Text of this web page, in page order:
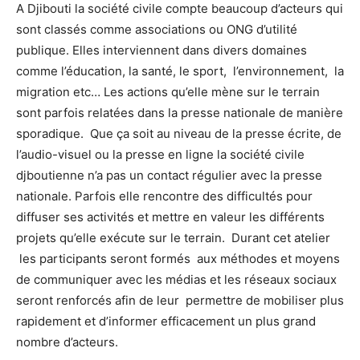
A Djibouti la société civile compte beaucoup d’acteurs qui
sont classés comme associations ou ONG d’utilité
publique. Elles interviennent dans divers domaines
comme l’éducation, la santé, le sport, l’environnement, la
migration etc… Les actions qu’elle mène sur le terrain
sont parfois relatées dans la presse nationale de manière
sporadique. Que ça soit au niveau de la presse écrite, de
l’audio-visuel ou la presse en ligne la société civile
djboutienne n’a pas un contact régulier avec la presse
nationale. Parfois elle rencontre des difficultés pour
diffuser ses activités et mettre en valeur les différents
projets qu’elle exécute sur le terrain. Durant cet atelier
les participants seront formés aux méthodes et moyens
de communiquer avec les médias et les réseaux sociaux
seront renforcés afin de leur permettre de mobiliser plus
rapidement et d’informer efficacement un plus grand
nombre d’acteurs.